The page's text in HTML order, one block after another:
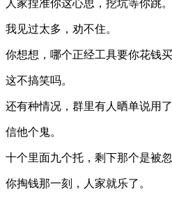
人家捏准你这心思，挖坑等你跳。
我见过太多，劝不住。
你想想，哪个正经工具要你花钱
这不搞笑吗。
还有种情况，群里有人晒单说用了
信他个鬼。
十个里面九个托，剩下那个是被
你掏钱那一刻，人家就乐了。